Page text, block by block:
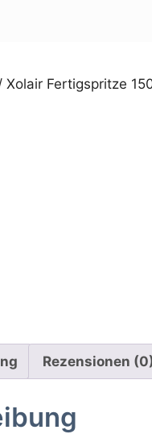
Xolair Fertigspritze
Rezensionen